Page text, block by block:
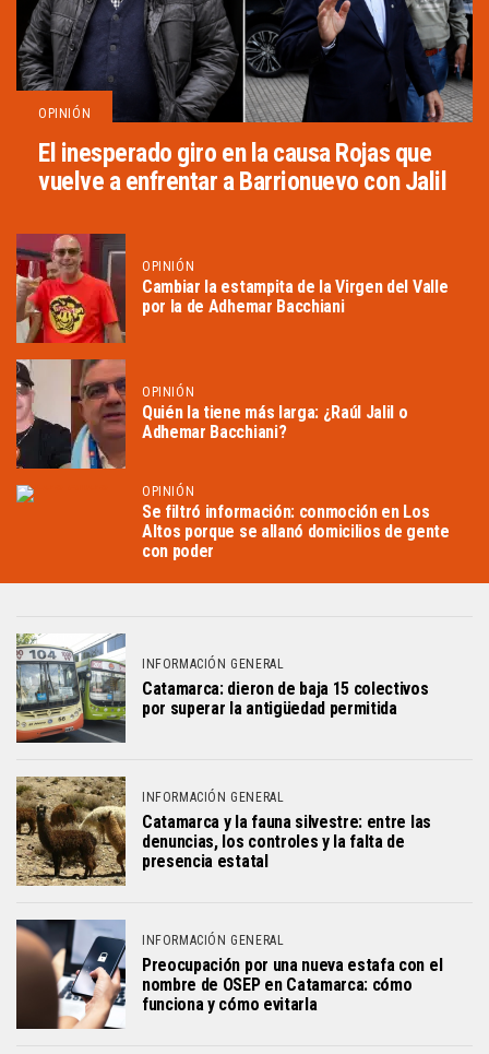
OPINIÓN
El inesperado giro en la causa Rojas que
vuelve a enfrentar a Barrionuevo con Jalil
OPINIÓN
Cambiar la estampita de la Virgen del Valle
por la de Adhemar Bacchiani
OPINIÓN
Quién la tiene más larga: ¿Raúl Jalil o
Adhemar Bacchiani?
OPINIÓN
Se filtró información: conmoción en Los
Altos porque se allanó domicilios de gente
con poder
INFORMACIÓN GENERAL
Catamarca: dieron de baja 15 colectivos
por superar la antigüedad permitida
INFORMACIÓN GENERAL
Catamarca y la fauna silvestre: entre las
denuncias, los controles y la falta de
presencia estatal
INFORMACIÓN GENERAL
Preocupación por una nueva estafa con el
nombre de OSEP en Catamarca: cómo
funciona y cómo evitarla